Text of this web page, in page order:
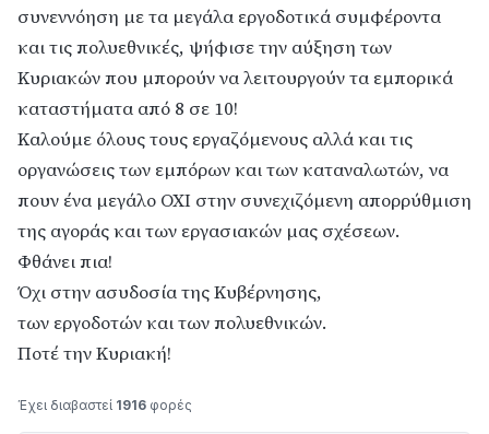
συνεννόηση με τα μεγάλα εργοδοτικά συμφέροντα
και τις πολυεθνικές, ψήφισε την αύξηση των
Κυριακών που μπορούν να λειτουργούν τα εμπορικά
καταστήματα από 8 σε 10!
Καλούμε όλους τους εργαζόμενους αλλά και τις
οργανώσεις των εμπόρων και των καταναλωτών, να
πουν ένα μεγάλο ΟΧΙ στην συνεχιζόμενη απορρύθμιση
της αγοράς και των εργασιακών μας σχέσεων.
Φθάνει πια!
Όχι στην ασυδοσία της Κυβέρνησης,
των εργοδοτών και των πολυεθνικών.
Ποτέ την Κυριακή!
Έχει διαβαστεί 1916 φορές